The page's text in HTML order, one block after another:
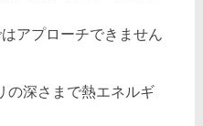
アプローチできません
の深さまで熱エネルギ